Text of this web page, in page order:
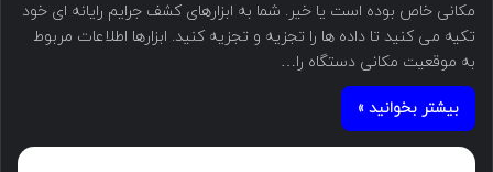
مکانی خاص بوده است یا خیر. شما به ابزارهای کشف جرایم رایانه ای خود
تکیه می کنید تا داده ها را تجزیه و تجزیه کنید. ابزارها اطلاعات مربوط
به موقعیت مکانی دستگاه را…
بیشتر بخوانید »